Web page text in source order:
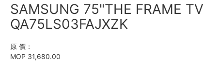
SAMSUNG 75"THE FRAME TV
QA75LS03FAJXZK
原 價：
MOP 31,680.00